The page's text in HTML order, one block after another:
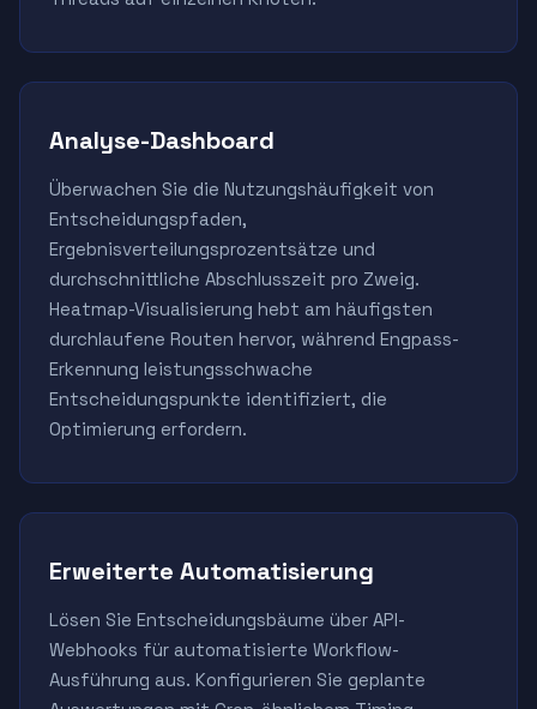
Analyse-Dashboard
Überwachen Sie die Nutzungshäufigkeit von
Entscheidungspfaden,
Ergebnisverteilungsprozentsätze und
durchschnittliche Abschlusszeit pro Zweig.
Heatmap-Visualisierung hebt am häufigsten
durchlaufene Routen hervor, während Engpass-
Erkennung leistungsschwache
Entscheidungspunkte identifiziert, die
Optimierung erfordern.
Erweiterte Automatisierung
Lösen Sie Entscheidungsbäume über API-
Webhooks für automatisierte Workflow-
Ausführung aus. Konfigurieren Sie geplante